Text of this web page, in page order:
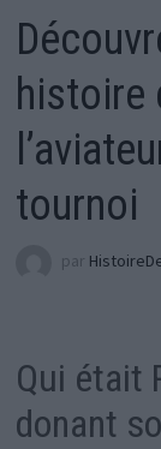
histoire
tournoi
par
Qui était
donant